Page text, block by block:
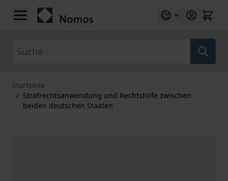
Zum Inhalt springen
Startseite
/ Strafrechtsanwendung und Rechtshilfe zwischen
beiden deutschen Staaten